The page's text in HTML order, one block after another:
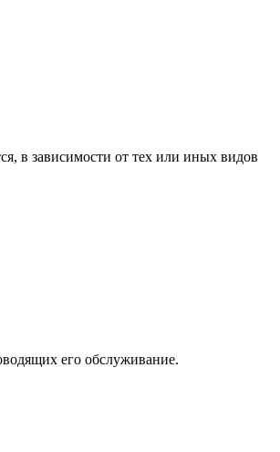
в зависимости от тех или иных видов
его обслуживание.